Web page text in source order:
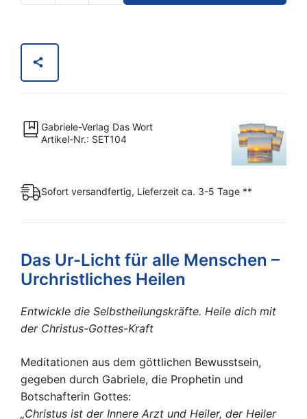
CD
1-
Gabriele-Verlag Das Wort
Artikel-Nr.: SET104
Sofort versandfertig, Lieferzeit ca. 3-5 Tage **
Das Ur-Licht für alle Menschen –
Urchristliches Heilen
Entwickle die Selbstheilungskräfte. Heile dich mit
der Christus-Gottes-Kraft
Meditationen aus dem göttlichen Bewusstsein,
gegeben durch Gabriele, die Prophetin und
Botschafterin Gottes:
„Christus ist der Innere Arzt und Heiler, der Heiler